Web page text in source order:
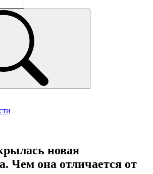
новая
Чем она отличается от